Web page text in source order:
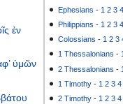
Ephesians - 1 2 3 4
Philippians - 1 2 3 4
Colossians - 1 2 3
1 Thessalonians -
2 Thessalonians - 1
1 Timothy - 1 2 3 4
2 Timothy - 1 2 3 4
ἐν
ὑμῶν